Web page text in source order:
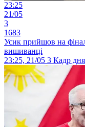
23:25
21/05
3
1683
Усик прийшов на
вишиванці
23:25, 21/05 3 Кадр дня